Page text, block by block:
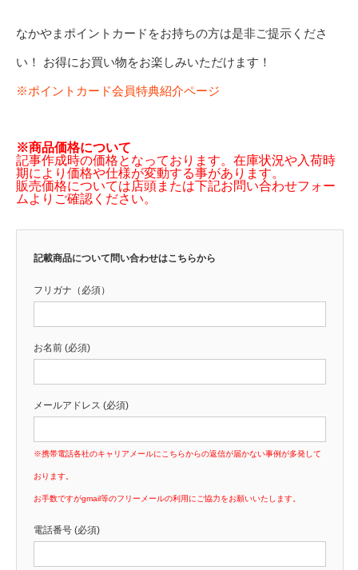
なかやまポイントカードをお持ちの方は是非ご提示くださ
い！ お得にお買い物をお楽しみいただけます！
※ポイントカード会員特典紹介ページ
※商品価格について
記事作成時の価格となっております。在庫状況や入荷時
期により価格や仕様が変動する事があります。
販売価格については店頭または下記お問い合わせフォー
ムよりご確認ください。
記載商品について問い合わせはこちらから
フリガナ（必須）
お名前 (必須)
メールアドレス (必須)
※携帯電話各社のキャリアメールにこちらからの返信が届かない事例が多発して
おります。
お手数ですがgmail等のフリーメールの利用にご協力をお願いいたします。
電話番号 (必須)